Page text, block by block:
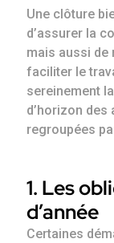
Une clôture
d’assurer la
mais aussi de
faciliter le
sereinement
d’horizon
regroupées
1. Les
d’année
Certaines